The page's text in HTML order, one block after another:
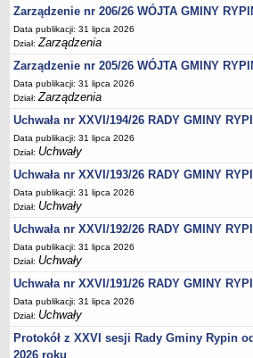
Galeria
Raporty o stanie dostępności
Wnioski
Struktura organizacyjna
Rada gminy
Wójt
Urząd gminy
Jednostki organizacyjne, GOPS,
Jednostki pomocnicze - sołectwa
Plan pracy komisji rewizyjnej
Sesje Rady Gminy Rypin
PRAWO LOKALNE
Statut
Strategia rozwoju
Uchwały
Zarządzenie nr 206/26 WÓJTA GMINY
Data publikacji: 31 lipca 2026
Dział:Zarządzenia
Zarządzenie nr 205/26 WÓJTA GMINY
Data publikacji: 31 lipca 2026
Dział:Zarządzenia
Uchwała nr XXVI/194/26 RADY GMINY
Data publikacji: 31 lipca 2026
Dział: Uchwały
Uchwała nr XXVI/193/26 RADY GMINY
Data publikacji: 31 lipca 2026
Dział: Uchwały
Uchwała nr XXVI/192/26 RADY GMINY
Data publikacji: 31 lipca 2026
Dział: Uchwały
Uchwała nr XXVI/191/26 RADY GMINY
Data publikacji: 31 lipca 2026
Dział: Uchwały
Protokół z XXVI sesji Rady Gminy Rypin
2026 roku